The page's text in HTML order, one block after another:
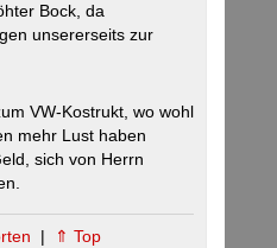
Bock, da
unsererseits zur
VW-Kostrukt, wo wohl
mehr Lust haben
sich von Herrn
| ⇑ Top